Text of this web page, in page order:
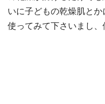
いに子どもの乾燥肌と
使ってみて下さいまし、